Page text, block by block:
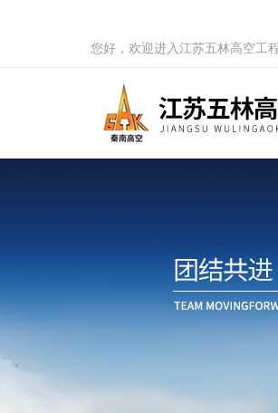
您好，欢迎进入江苏五林高空工